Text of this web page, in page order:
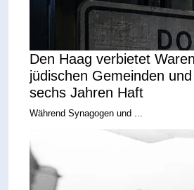
Den Haag verbietet
jüdischen Gemeinden
sechs Jahren Haft
Während Synagogen und ...